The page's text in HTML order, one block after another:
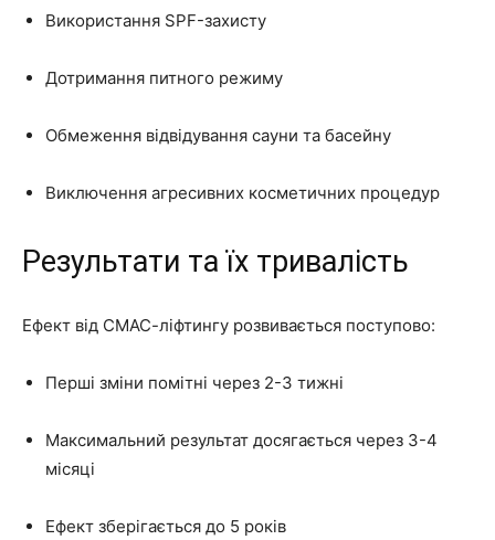
Використання SPF-захисту
Дотримання питного режиму
Обмеження відвідування сауни та басейну
Виключення агресивних косметичних процедур
Результати та їх тривалість
Ефект від СМАС-ліфтингу розвивається поступово:
Перші зміни помітні через 2-3 тижні
Максимальний результат досягається через 3-4
місяці
Ефект зберігається до 5 років